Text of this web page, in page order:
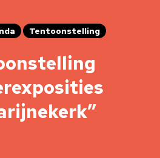
Tentoonstelling